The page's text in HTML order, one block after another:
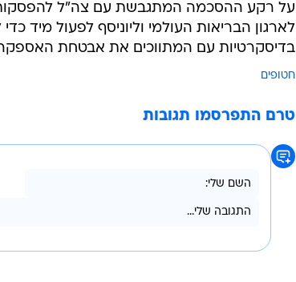
על רקע ההסכמה המתגבשת עם צה"ל להפסקות
לארגון הבריאות העולמי וליוניסף לפעול מיד
בדיסקרטיות עם המתווכים את אבטחת האספקה
חטופים
טרם התפרסמו תגובות